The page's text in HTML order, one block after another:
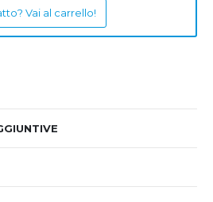
Vai al carrello!